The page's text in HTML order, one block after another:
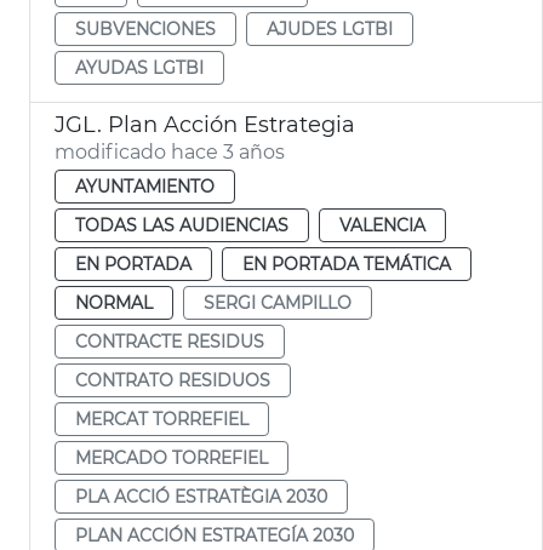
SUBVENCIONES
AJUDES LGTBI
AYUDAS LGTBI
JGL. Plan Acción Estrategia
modificado hace 3 años
AYUNTAMIENTO
TODAS LAS AUDIENCIAS
VALENCIA
EN PORTADA
EN PORTADA TEMÁTICA
NORMAL
SERGI CAMPILLO
CONTRACTE RESIDUS
CONTRATO RESIDUOS
MERCAT TORREFIEL
MERCADO TORREFIEL
PLA ACCIÓ ESTRATÈGIA 2030
PLAN ACCIÓN ESTRATEGÍA 2030